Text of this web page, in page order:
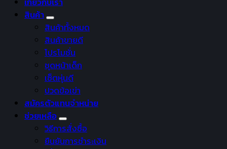
สินค้า
สินค้าทั้งหมด
สินค้าขายดี
โปรโมชั่น
ชุดหน้าเด็ก
เซ็ตหุ่นดี
ปวดข้อเข่า
สมัครตัวแทนจำหน่าย
ช่วยเหลือ
วิธีการสั่งซื้อ
ยืนยันการชำระเงิน